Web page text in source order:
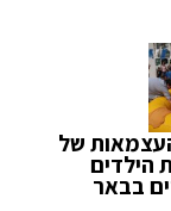
של
הילדים
בבאר